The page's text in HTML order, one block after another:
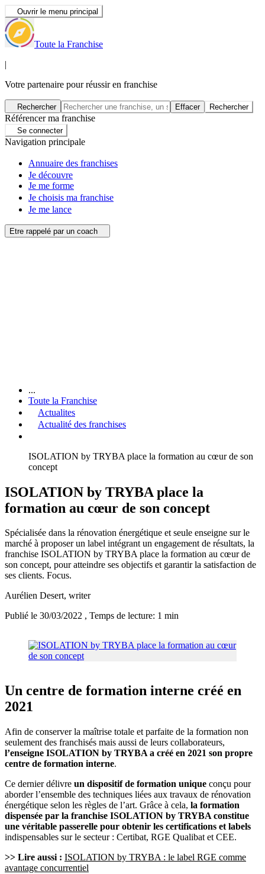
Ouvrir le menu principal
Toute la Franchise
|
Votre partenaire pour réussir en franchise
Rechercher Effacer Rechercher
Référencer ma franchise
Se connecter
Navigation principale
Annuaire des franchises
Je découvre
Je me forme
Je choisis ma franchise
Je me lance
Etre rappelé par un coach
...
Toute la Franchise
Actualites
Actualité des franchises
ISOLATION by TRYBA place la formation au cœur de son
concept
ISOLATION by TRYBA place la
formation au cœur de son concept
Spécialisée dans la rénovation énergétique et seule enseigne sur le
marché à proposer un label intégrant un engagement de résultats, la
franchise ISOLATION by TRYBA place la formation au cœur de
son concept, pour atteindre ses objectifs et garantir la satisfaction de
ses clients. Focus.
Aurélien Desert, writer
Publié le 30/03/2022 , Temps de lecture: 1 min
Un centre de formation interne créé en
2021
Afin de conserver la maîtrise totale et parfaite de la formation non
seulement des franchisés mais aussi de leurs collaborateurs,
l’enseigne ISOLATION by TRYBA a créé en 2021 son propre
centre de formation interne.
Ce dernier délivre un dispositif de formation unique conçu pour
aborder l’ensemble des techniques liées aux travaux de rénovation
énergétique selon les règles de l’art. Grâce à cela, la formation
dispensée par la franchise ISOLATION by TRYBA constitue
une véritable passerelle pour obtenir les certifications et labels
indispensables sur le secteur : Certibat, RGE Qualibat et CEE.
>> Lire aussi : ISOLATION by TRYBA : le label RGE comme
avantage concurrentiel